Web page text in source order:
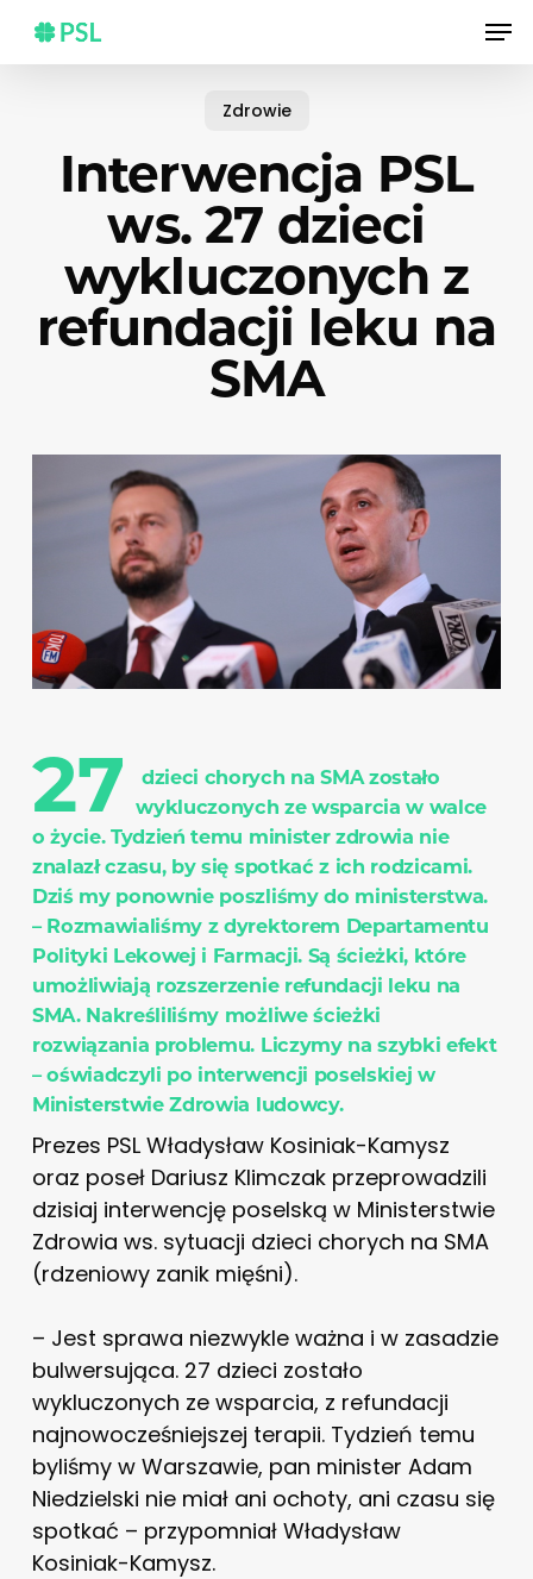
main
Zdrowie
Interwencja PSL
ws. 27 dzieci
wykluczonych z
refundacji leku na
SMA
27
dzieci chorych na SMA zostało
wykluczonych ze wsparcia w walce
o życie. Tydzień temu minister zdrowia nie
znalazł czasu, by się spotkać z ich rodzicami.
Dziś my ponownie poszliśmy do ministerstwa.
– Rozmawialiśmy z dyrektorem Departamentu
Polityki Lekowej i Farmacji. Są ścieżki, które
umożliwiają rozszerzenie refundacji leku na
SMA. Nakreśliliśmy możliwe ścieżki
rozwiązania problemu. Liczymy na szybki efekt
– oświadczyli po interwencji poselskiej w
Ministerstwie Zdrowia ludowcy.
Prezes PSL Władysław Kosiniak-Kamysz
oraz poseł Dariusz Klimczak przeprowadzili
dzisiaj interwencję poselską w Ministerstwie
Zdrowia ws. sytuacji dzieci chorych na SMA
(rdzeniowy zanik mięśni).
– Jest sprawa niezwykle ważna i w zasadzie
bulwersująca. 27 dzieci zostało
wykluczonych ze wsparcia, z refundacji
najnowocześniejszej terapii. Tydzień temu
byliśmy w Warszawie, pan minister Adam
Niedzielski nie miał ani ochoty, ani czasu się
spotkać – przypomniał Władysław
Kosiniak-Kamysz.